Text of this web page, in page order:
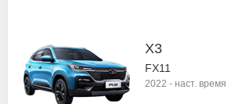
X3
FX11
2022 - наст. время